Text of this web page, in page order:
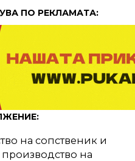
ПО РЕКЛАМАТА:
на сопственик и
на